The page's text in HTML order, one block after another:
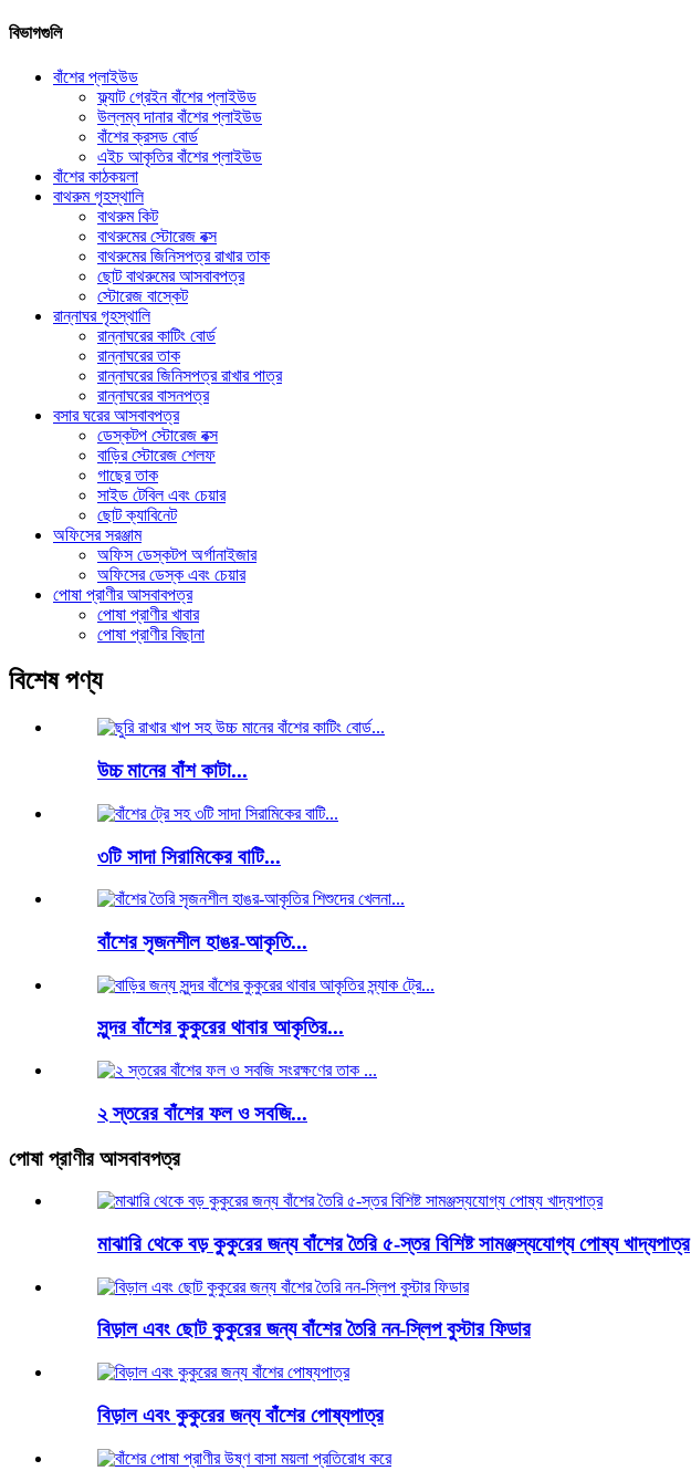
বিভাগগুলি
বাঁশের প্লাইউড
ফ্ল্যাট গ্রেইন বাঁশের প্লাইউড
উল্লম্ব দানার বাঁশের প্লাইউড
বাঁশের ক্রসড বোর্ড
এইচ আকৃতির বাঁশের প্লাইউড
বাঁশের কাঠকয়লা
বাথরুম গৃহস্থালি
বাথরুম কিট
বাথরুমের স্টোরেজ বক্স
বাথরুমের জিনিসপত্র রাখার তাক
ছোট বাথরুমের আসবাবপত্র
স্টোরেজ বাস্কেট
রান্নাঘর গৃহস্থালি
রান্নাঘরের কাটিং বোর্ড
রান্নাঘরের তাক
রান্নাঘরের জিনিসপত্র রাখার পাত্র
রান্নাঘরের বাসনপত্র
বসার ঘরের আসবাবপত্র
ডেস্কটপ স্টোরেজ বক্স
বাড়ির স্টোরেজ শেলফ
গাছের তাক
সাইড টেবিল এবং চেয়ার
ছোট ক্যাবিনেট
অফিসের সরঞ্জাম
অফিস ডেস্কটপ অর্গানাইজার
অফিসের ডেস্ক এবং চেয়ার
পোষা প্রাণীর আসবাবপত্র
পোষা প্রাণীর খাবার
পোষা প্রাণীর বিছানা
বিশেষ পণ্য
উচ্চ মানের বাঁশ কাটা...
৩টি সাদা সিরামিকের বাটি...
বাঁশের সৃজনশীল হাঙর-আকৃতি...
সুন্দর বাঁশের কুকুরের থাবার আকৃতির...
২ স্তরের বাঁশের ফল ও সবজি...
পোষা প্রাণীর আসবাবপত্র
মাঝারি থেকে বড় কুকুরের জন্য বাঁশের তৈরি ৫-স্তর বিশিষ্ট সামঞ্জস্যযোগ্য পোষ্য খাদ্যপাত্র
বিড়াল এবং ছোট কুকুরের জন্য বাঁশের তৈরি নন-স্লিপ বুস্টার ফিডার
বিড়াল এবং কুকুরের জন্য বাঁশের পোষ্যপাত্র